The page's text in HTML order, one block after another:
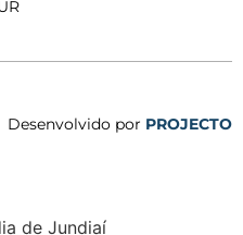
Desenvolvido por PROJECTO
de Jundiaí